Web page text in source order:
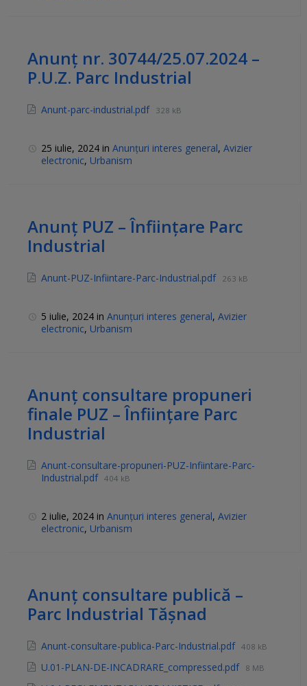
Anunț nr. 30744/25.07.2024 –
P.U.Z. Parc Industrial
Anunt-parc-industrial.pdf 328 kB
25 iulie, 2024 in Anunțuri interes general, Avizier
electronic, Urbanism
Anunț PUZ – Înființare Parc
Industrial
Anunt-PUZ-Infiintare-Parc-Industrial.pdf 263 kB
5 iulie, 2024 in Anunțuri interes general, Avizier
electronic, Urbanism
Anunț consultare propuneri
finale PUZ – Înființare Parc
Industrial
Anunt-consultare-propuneri-PUZ-Infiintare-Parc-
Industrial.pdf 404 kB
2 iulie, 2024 in Anunțuri interes general, Avizier
electronic, Urbanism
Anunț consultare publică –
Parc Industrial Tășnad
Anunt-consultare-publica-Parc-Industrial.pdf 408 kB
U.01-PLAN-DE-INCADRARE_compressed.pdf 8 MB